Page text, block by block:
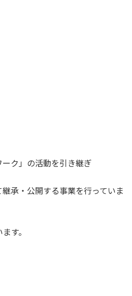
ク」の活動を引き継ぎ
承・公開する事業を行っていま
す。